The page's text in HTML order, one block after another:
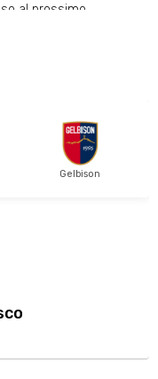
al prossimo
della Gelbison che,
Gelbison